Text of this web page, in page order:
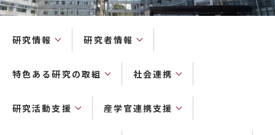
研究情報 研究者情報
特色ある研究の取組 社会連携
研究活動支援 産学官連携支援